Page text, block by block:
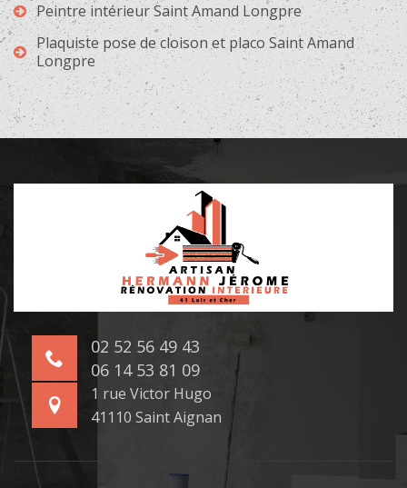
Peintre intérieur Saint Amand Longpre
Plaquiste pose de cloison et placo Saint Amand
Longpre
02 52 56 49 43
06 14 53 81 09
1 rue Victor Hugo
41110 Saint Aignan